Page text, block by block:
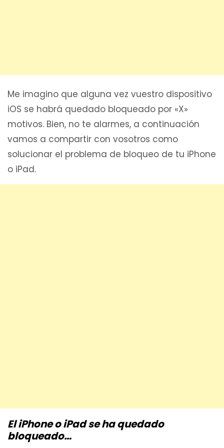
Me imagino que alguna vez vuestro dispositivo
iOS se habrá quedado bloqueado por «X»
motivos. Bien, no te alarmes, a continuación
vamos a compartir con vosotros como
solucionar el problema de bloqueo de tu iPhone
o iPad.
El iPhone o iPad se ha quedado
bloqueado…